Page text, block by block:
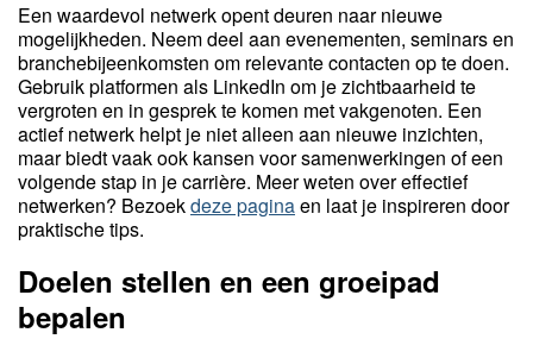
Een waardevol netwerk opent deuren naar nieuwe
mogelijkheden. Neem deel aan evenementen, seminars en
branchebijeenkomsten om relevante contacten op te doen.
Gebruik platformen als LinkedIn om je zichtbaarheid te
vergroten en in gesprek te komen met vakgenoten. Een
actief netwerk helpt je niet alleen aan nieuwe inzichten,
maar biedt vaak ook kansen voor samenwerkingen of een
volgende stap in je carrière. Meer weten over effectief
netwerken? Bezoekdeze paginaen laat je inspireren door
praktische tips.
Doelen stellen en een groeipad
bepalen